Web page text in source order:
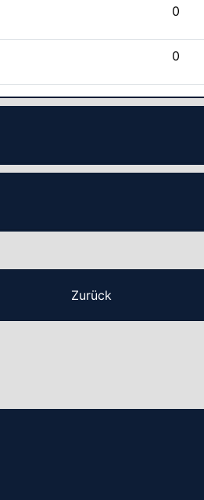
0
0
Zurück